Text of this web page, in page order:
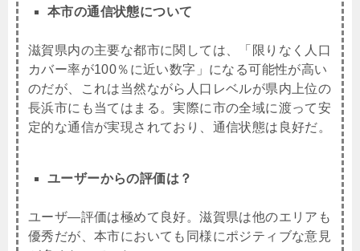
本市の通信状態について
滋賀県内の主要な都市に関しては、「限りなく人口
カバー率が100％に近い数字」になる可能性が高い
のだが、これは当然ながら人口レベルが県内上位の
長浜市にも当てはまる。実際に市の全域に渡って安
定的な通信が実現されており、通信状態は良好だ。
ユーザーからの評価は？
ユーザ―評価は極めて良好。滋賀県は他のエリアも
優秀だが、本市においても同様にポジティブな意見